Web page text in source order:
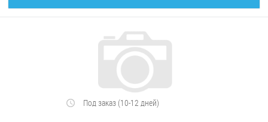
Под заказ (10-12 дней)